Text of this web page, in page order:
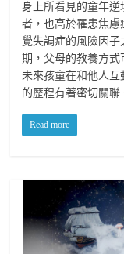
身上所看見的童年
者，也高於罹患焦
覺失調症的風險因
期，父母的教養方
未來孩童在和他人
的歷程有著密切關聯
Read more